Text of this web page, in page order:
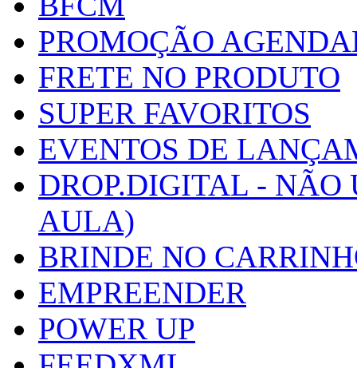
PROMOÇÃO
FRETE NO PRODUTO
SUPER FAVORITOS
EVENTOS DE
DROP.DIGITAL - NÃO
AULA)
BRINDE NO
EMPREENDER
POWER UP